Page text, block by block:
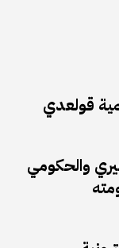
قولعدي
والحكومي